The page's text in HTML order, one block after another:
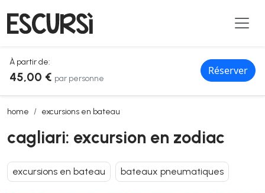
À partir de:
45,00 € par personne
Réserver
home excursions en bateau
cagliari: excursion en zodiac
cagliari: excursion en zodiac
excursions en bateau bateaux pneumatiques